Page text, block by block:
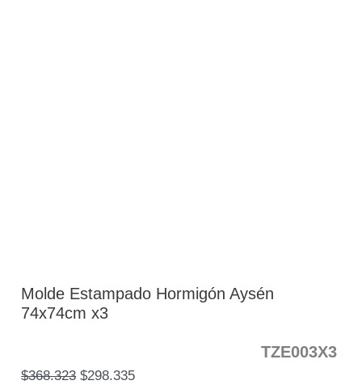
Molde Estampado Hormigón Aysén
74x74cm x3
TZE003X3
$368.323 $298.335